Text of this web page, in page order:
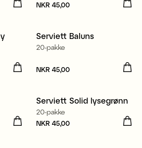
Pris :NKR 45,00
NKR 45,00
3 for 99 kr
Serviett Baluns
20-pakke
Pris :NKR 45,00
NKR 45,00
3 for 99 kr
Serviett Solid lysegrønn
20-pakke
Pris :NKR 45,00
NKR 45,00